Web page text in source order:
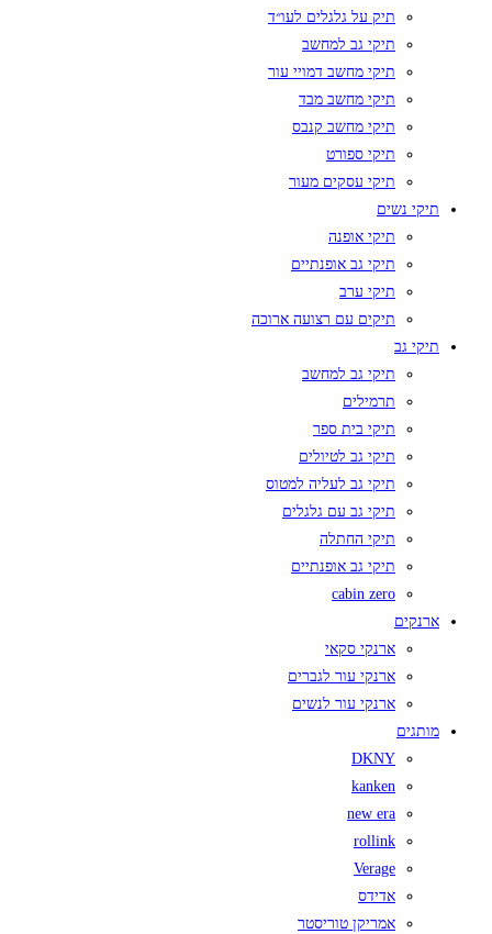
תיק על גלגלים לעו״ד
תיקי גב למחשב
תיקי מחשב דמויי עור
תיקי מחשב מבד
תיקי מחשב קנבס
תיקי ספורט
תיקי עסקים מעור
תיקי נשים
תיקי אופנה
תיקי גב אופנתיים
תיקי ערב
תיקים עם רצועה ארוכה
תיקי גב
תיקי גב למחשב
תרמילים
תיקי בית ספר
תיקי גב לטיולים
תיקי גב לעליה למטוס
תיקי גב עם גלגלים
תיקי החתלה
תיקי גב אופנתיים
cabin zero
ארנקים
ארנקי סקאי
ארנקי עור לגברים
ארנקי עור לנשים
מותגים
DKNY
kanken
new era
rollink
Verage
אדידס
אמריקן טוריסטר